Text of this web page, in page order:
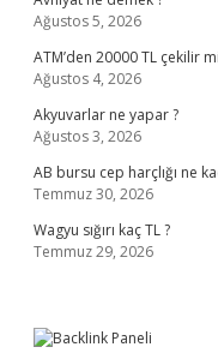
Ağustos 5, 2026
ATM’den 20000 TL çekilir
Ağustos 4, 2026
Akyuvarlar ne yapar ?
Ağustos 3, 2026
AB bursu cep harçlığı ne
Temmuz 30, 2026
Wagyu sığırı kaç TL ?
Temmuz 29, 2026